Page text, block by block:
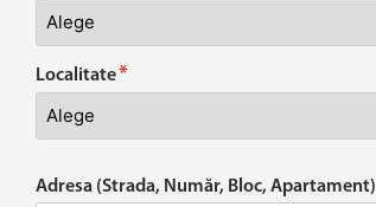
Localitate*
Adresa (Strada, Număr, Bloc, Apartament)